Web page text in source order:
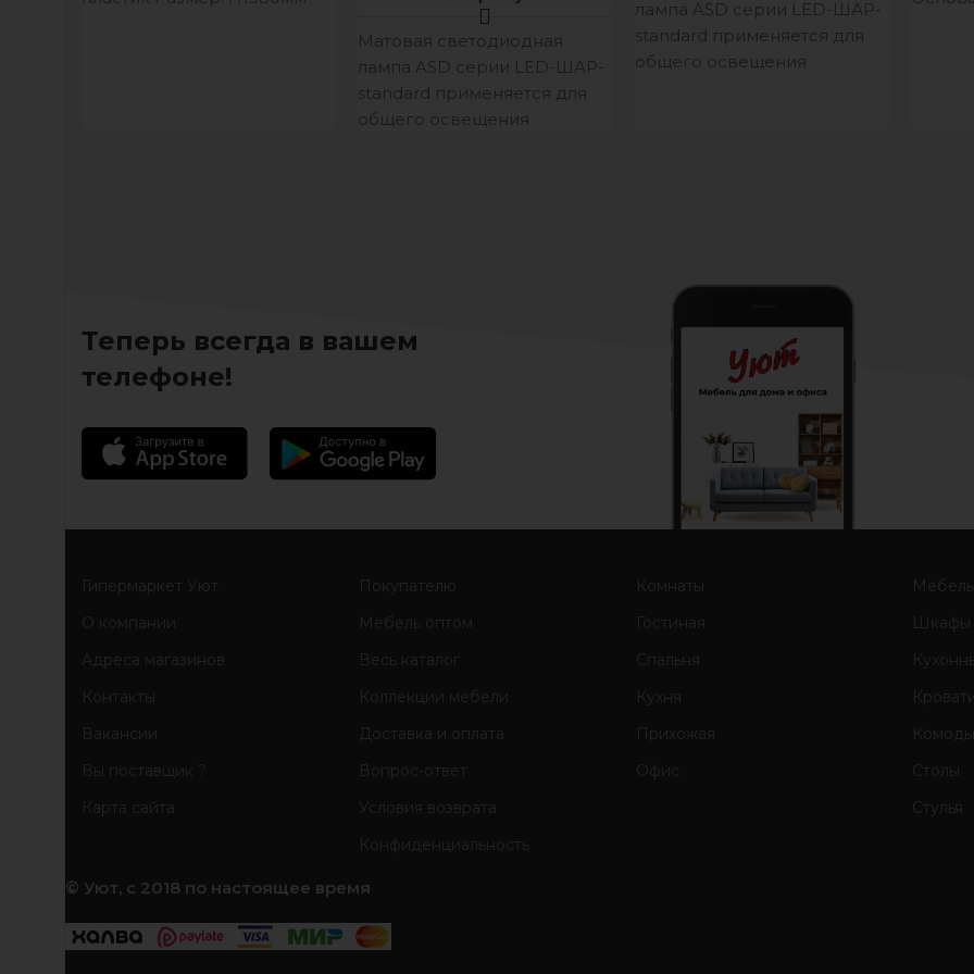
Матовая светодиодная
лампа ASD серии LED-ШАР-
standard применяется для
общего освещения
лампа ASD серии LED-ШАР-
standard применяется для
общего освещения
Теперь всегда в вашем
телефоне!
Гипермаркет Уют
О компании
Адреса магазинов
Контакты
Вакансии
Вы поставщик ?
Карта сайта
Покупателю
Мебель оптом
Весь каталог
Коллекции мебели
Доставка и оплата
Вопрос-ответ
Условия возврата
Конфиденциальность
Комнаты
Гостиная
Спальня
Кухня
Прихожая
Офис
Мебель
Шкафы
Столы
Стулья
© Уют, с 2018 по настоящее время